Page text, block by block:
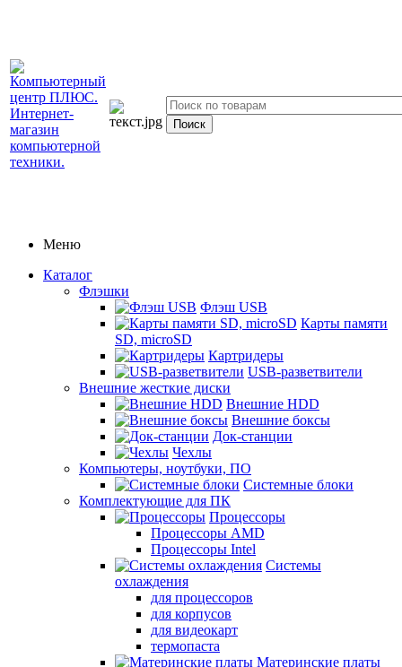
Меню
Каталог
Флэшки
Флэш USB
Карты памяти
SD, microSD
Картридеры
USB-разветвители
Внешние жесткие диски
Внешние HDD
Внешние боксы
Док-станции
Чехлы
Компьютеры, ноутбуки, ПО
Системные блоки
Комплектующие для ПК
Процессоры
Процессоры AMD
Процессоры Intel
Системы
охлаждения
для процессоров
для корпусов
для видеокарт
термопаста
Материнские платы